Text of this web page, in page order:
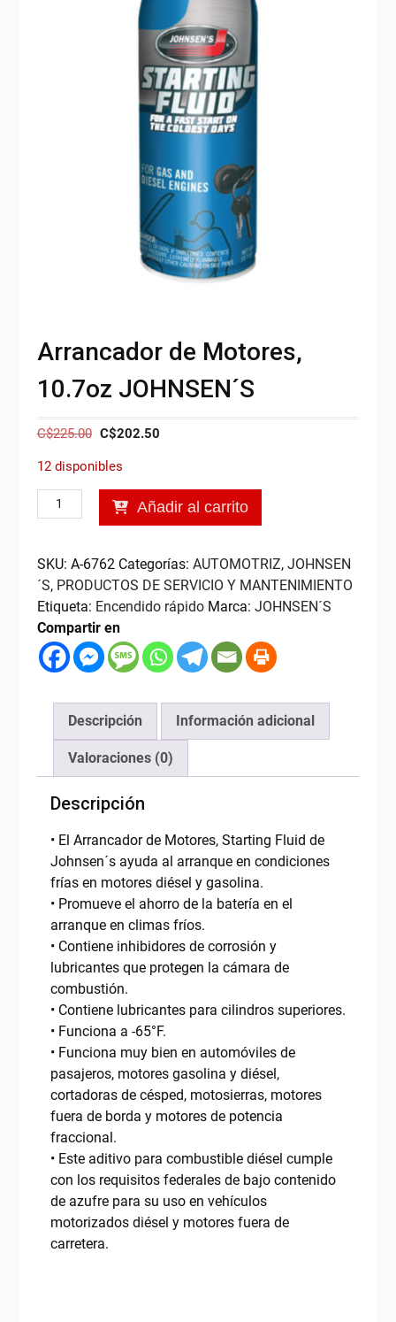
Arrancador de Motores,
10.7oz JOHNSEN´S
C$225.00 El
original
era:
C$225.00.
C$202.50
es:
C$202.50.
12 disponibles
Arrancador
de
10.7oz
JOHNSEN
´S
cantidad
Añadir al carrito
SKU: A-6762 Categorías: AUTOMOTRIZ, JOHNSEN
´S, PRODUCTOS DE SERVICIO Y MANTENIMIENTO
Etiqueta: Encendido rápido Marca: JOHNSEN´S
Compartir en
Descripción Información adicional
Valoraciones (0)
Descripción
• El Arrancador de Motores, Starting Fluid de
Johnsen´s ayuda al arranque en condiciones
frías en motores diésel y gasolina.
• Promueve el ahorro de la batería en el
arranque en climas fríos.
• Contiene inhibidores de corrosión y
lubricantes que protegen la cámara de
combustión.
• Contiene lubricantes para cilindros superiores.
• Funciona a -65°F.
• Funciona muy bien en automóviles de
pasajeros, motores gasolina y diésel,
cortadoras de césped, motosierras, motores
fuera de borda y motores de potencia
fraccional.
• Este aditivo para combustible diésel cumple
con los requisitos federales de bajo contenido
de azufre para su uso en vehículos
motorizados diésel y motores fuera de
carretera.